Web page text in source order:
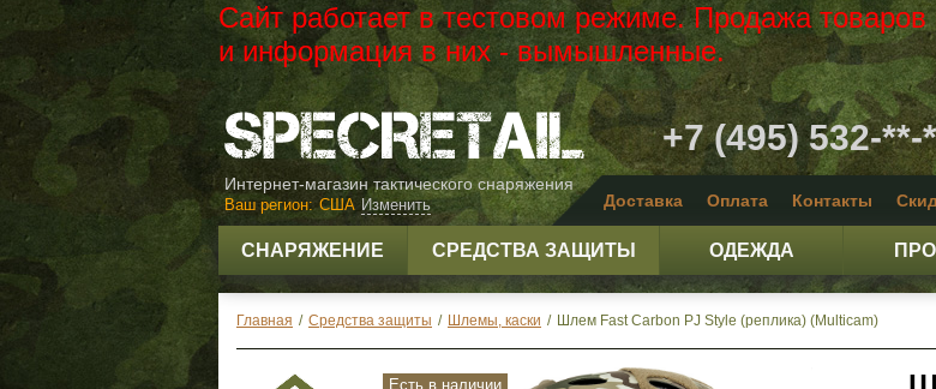
Сайт работает в тестовом режиме. Продажа товаров
и информация в них - вымышленные.
Интернет-магазин тактического снаряжения
+7 (495) 532-**-
Доставка Оплата Контакты
Изменить
Ваш регион: США
СНАРЯЖЕНИЕ СРЕДСТВА ЗАЩИТЫ ОДЕЖДА
Главная / Средства защиты / Шлемы, каски / Шлем Fast Carbon PJ Style (реплика) (Multicam)
Есть в наличии